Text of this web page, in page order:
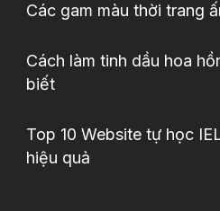
Các gam màu thời trang
Cách làm tinh dầu hoa
biết
Top 10 Website tự học
hiệu quả